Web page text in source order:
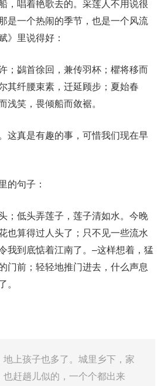
，唱着艳歌去的。采莲人不用说很
是一个热闹的季节，也是一个风流
》里说得好：
；鷁首徐回，兼传羽杯；欋将移而
其纤腰束素，迁延顾步；夏始春
浅笑，畏倾船而敛裾。
这真是有趣的事，可惜我们现在早
的句子：
；低头弄莲子，莲子清如水。今晚
也算得过人头了；只不见一些流水
我到底惦着江南了。–这样想着，猛
门前；轻轻地推门进去，什么声息
。
地上孩子也多了。城里乡下，家
也赶趟儿似的，一个个都出来